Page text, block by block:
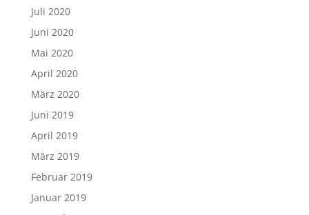
Juli 2020
Juni 2020
Mai 2020
April 2020
März 2020
Juni 2019
April 2019
März 2019
Februar 2019
Januar 2019